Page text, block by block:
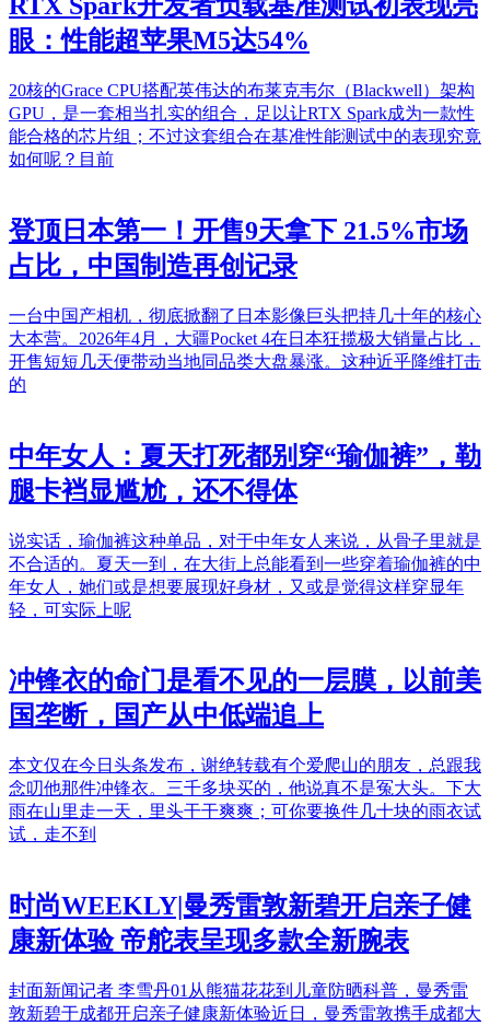
眼：性能超苹果M5达54%
20核的Grace CPU搭配英伟达的布莱克韦尔（Blackwell）架构
GPU，是一套相当扎实的组合，足以让RTX Spark成为一款性
能合格的芯片组；不过这套组合在基准性能测试中的表现究竟
如何呢？目前
登顶日本第一！开售9天拿下 21.5%市场
占比，中国制造再创记录
一台中国产相机，彻底掀翻了日本影像巨头把持几十年的核心
大本营。2026年4月，大疆Pocket 4在日本狂揽极大销量占比，
开售短短几天便带动当地同品类大盘暴涨。这种近乎降维打击
的
中年女人：夏天打死都别穿“瑜伽裤”，勒
腿卡裆显尴尬，还不得体
说实话，瑜伽裤这种单品，对于中年女人来说，从骨子里就是
不合适的。夏天一到，在大街上总能看到一些穿着瑜伽裤的中
年女人，她们或是想要展现好身材，又或是觉得这样穿显年
轻，可实际上呢
冲锋衣的命门是看不见的一层膜，以前美
国垄断，国产从中低端追上
本文仅在今日头条发布，谢绝转载有个爱爬山的朋友，总跟我
念叨他那件冲锋衣。三千多块买的，他说真不是冤大头。下大
雨在山里走一天，里头干干爽爽；可你要换件几十块的雨衣试
试，走不到
时尚WEEKLY|曼秀雷敦新碧开启亲子健
康新体验 帝舵表呈现多款全新腕表
封面新闻记者 李雪丹01从熊猫花花到儿童防晒科普，曼秀雷
敦新碧于成都开启亲子健康新体验近日，曼秀雷敦携手成都大